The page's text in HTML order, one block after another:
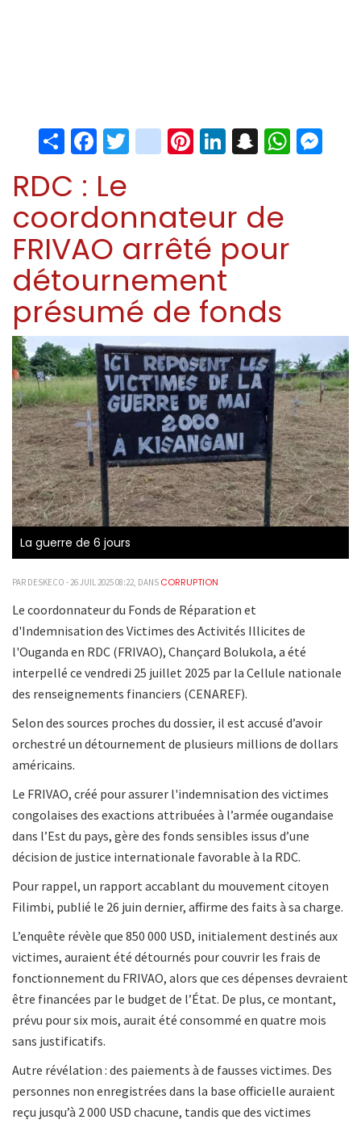
ShareFacebook
Twitter
instagram
Pinterest
LinkedIn
Snapchat
RDC : Le
coordonnateur de
FRIVAO arrêté pour
détournement
présumé de fonds
La guerre de 6 jours
PAR DESKECO - 26 JUIL 2025 08:22, DANS CORRUPTION
Le coordonnateur du Fonds de Réparation et
d'Indemnisation des Victimes des Activités Illicites de
l'Ouganda en RDC (FRIVAO), Chançard Bolukola, a été
interpellé ce vendredi 25 juillet 2025 par la Cellule nationale
des renseignements financiers (CENAREF).
Selon des sources proches du dossier, il est accusé d’avoir
orchestré un détournement de plusieurs millions de dollars
américains.
Le FRIVAO, créé pour assurer l'indemnisation des victimes
congolaises des exactions attribuées à l’armée ougandaise
dans l’Est du pays, gère des fonds sensibles issus d’une
décision de justice internationale favorable à la RDC.
Pour rappel, un rapport accablant du mouvement citoyen
Filimbi, publié le 26 juin dernier, affirme des faits à sa charge.
L’enquête révèle que 850 000 USD, initialement destinés aux
victimes, auraient été détournés pour couvrir les frais de
fonctionnement du FRIVAO, alors que ces dépenses devraient
être financées par le budget de l’État. De plus, ce montant,
prévu pour six mois, aurait été consommé en quatre mois
sans justificatifs.
Autre révélation : des paiements à de fausses victimes. Des
personnes non enregistrées dans la base officielle auraient
reçu jusqu’à 2 000 USD chacune, tandis que des victimes